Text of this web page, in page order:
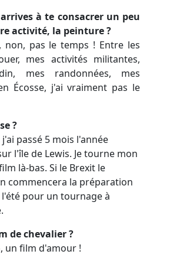
à te consacrer un peu
activité, la peinture ?
non, pas le temps ! Entre les
mes activités militantes,
mes randonnées, mes
Écosse, j'ai vraiment pas le
?
j'ai passé 5 mois l'année
l'île de Lewis. Je tourne mon
là-bas. Si le Brexit le
commencera la préparation
pour un tournage à
de chevalier ?
un film d'amour !